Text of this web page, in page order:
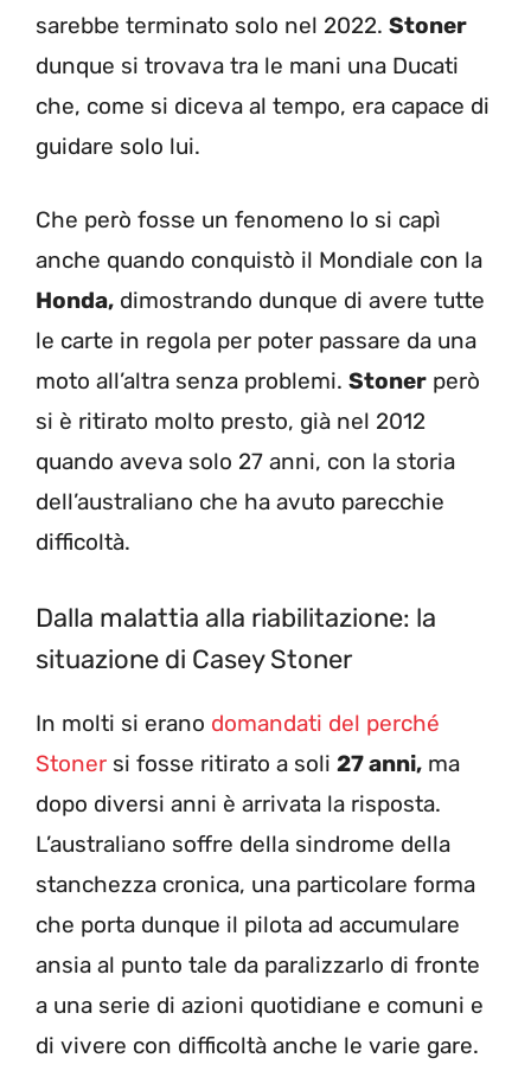
sarebbe terminato solo nel 2022. Stoner
dunque si trovava tra le mani una Ducati
che, come si diceva al tempo, era capace di
guidare solo lui.
Che però fosse un fenomeno lo si capì
anche quando conquistò il Mondiale con la
Honda, dimostrando dunque di avere tutte
le carte in regola per poter passare da una
moto all’altra senza problemi. Stoner però
si è ritirato molto presto, già nel 2012
quando aveva solo 27 anni, con la storia
dell’australiano che ha avuto parecchie
difficoltà.
Dalla malattia alla riabilitazione: la
situazione di Casey Stoner
In molti si erano domandati del perché
Stoner si fosse ritirato a soli 27 anni, ma
dopo diversi anni è arrivata la risposta.
L’australiano soffre della sindrome della
stanchezza cronica, una particolare forma
che porta dunque il pilota ad accumulare
ansia al punto tale da paralizzarlo di fronte
a una serie di azioni quotidiane e comuni e
di vivere con difficoltà anche le varie gare.